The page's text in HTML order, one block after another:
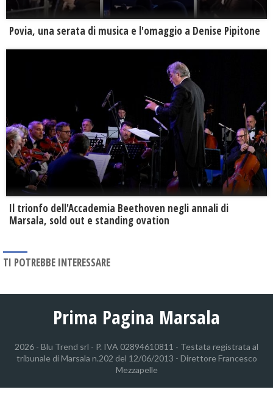
Povia, una serata di musica e l'omaggio a Denise Pipitone
Il trionfo dell'Accademia Beethoven negli annali di
Marsala, sold out e standing ovation
TI POTREBBE INTERESSARE
Prima Pagina Marsala
2026 - Blu Trend srl - P. IVA 02894610811 - Testata registrata al
tribunale di Marsala n.202 del 12/06/2013 - Direttore Francesco
Mezzapelle